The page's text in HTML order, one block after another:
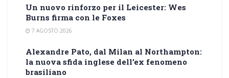
Un nuovo rinforzo per il Leicester: Wes
Burns firma con le Foxes
7 AGOSTO 2026
Alexandre Pato, dal Milan al Northampton:
la nuova sfida inglese dell’ex fenomeno
brasiliano